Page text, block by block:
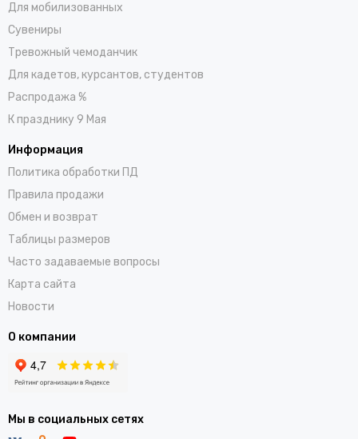
Для мобилизованных
Сувениры
Тревожный чемоданчик
Для кадетов, курсантов, студентов
Распродажа %
К празднику 9 Мая
Информация
Политика обработки ПД
Правила продажи
Обмен и возврат
Таблицы размеров
Часто задаваемые вопросы
Карта сайта
Новости
О компании
Мы в социальных сетях